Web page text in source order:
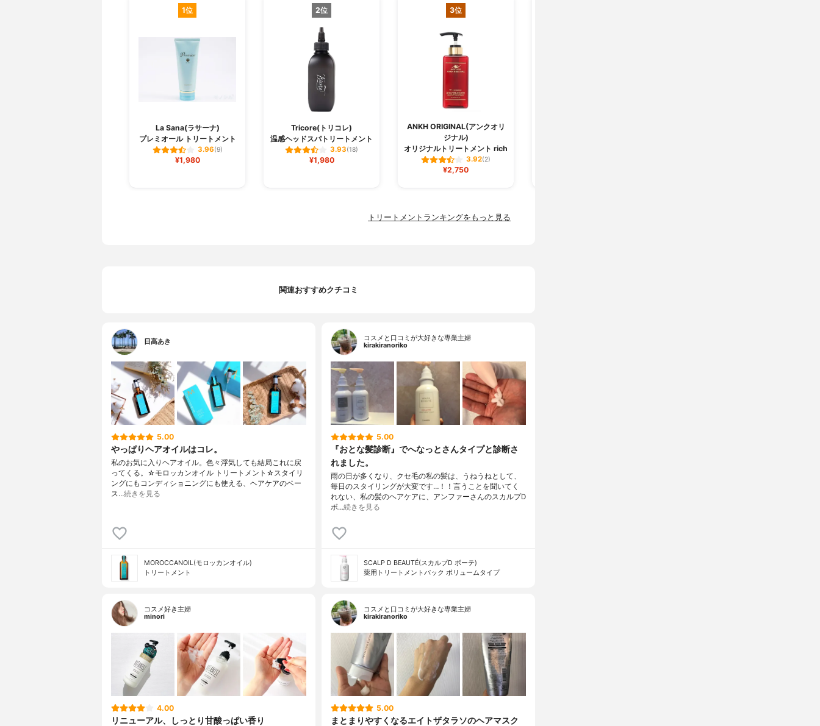
1位
La Sana(ラサーナ)
プレミオール トリートメント
3.96(9)
¥1,980
2位
Tricore(トリコレ)
温感ヘッドスパトリートメント
3.93(18)
¥1,980
3位
ANKH ORIGINAL(アンクオリ
ジナル)
オリジナルトリートメント rich
3.92(2)
¥2,750
トリートメントランキングをもっと見る
関連おすすめクチコミ
日高あき
5.00
やっぱりヘアオイルはコレ。
私のお気に入りヘアオイル。色々浮気しても結局これに戻
ってくる。☆モロッカンオイル トリートメント☆スタイリ
ングにもコンディショニングにも使える、ヘアケアのベー
ス…続きを見る
MOROCCANOIL(モロッカンオイル)
トリートメント
コスメと口コミが大好きな専業主婦
kirakiranoriko
5.00
『おとな髪診断』でへなっとさんタイプと診断さ
れました。
雨の日が多くなり、クセ毛の私の髪は、うねうねとして、
毎日のスタイリングが大変です…！！言うことを聞いてく
れない、私の髪のヘアケアに、アンファーさんのスカルプD
ボ…続きを見る
SCALP D BEAUTÉ(スカルプD ボーテ)
薬用トリートメントパック ボリュームタイプ
コスメ好き主婦
minori
4.00
リニューアル、しっとり甘酸っぱい香り
コスメと口コミが大好きな専業主婦
kirakiranoriko
5.00
まとまりやすくなるエイトザタラソのヘアマスク